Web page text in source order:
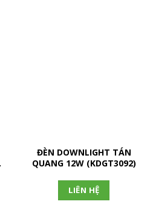
ĐÈN DOWNLIGHT TÁN
QUANG 12W (KDGT3092)
LIÊN HỆ